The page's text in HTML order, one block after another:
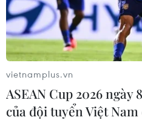
vietnamplus.vn
ASEAN Cup 2026
của đội tuyển Việt